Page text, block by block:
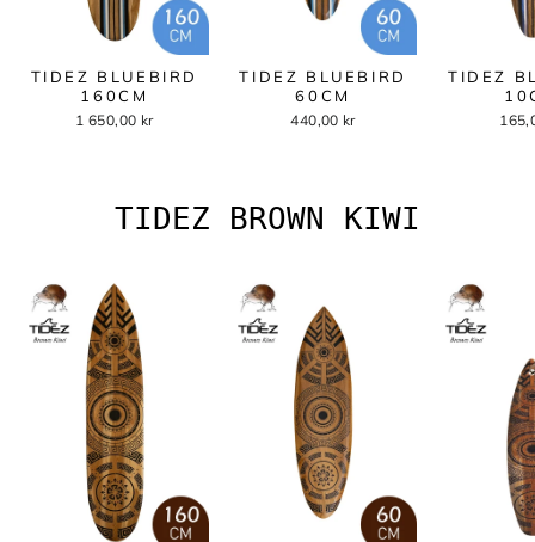
TIDEZ BLUEBIRD
160CM
1 650,00 kr
TIDEZ BLUEBIRD
60CM
440,00 kr
TIDEZ
TIDEZ BROWN KIWI